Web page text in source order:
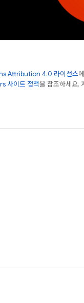
Attribution 4.0 라이선스
사이트 정책을 참조하세요.